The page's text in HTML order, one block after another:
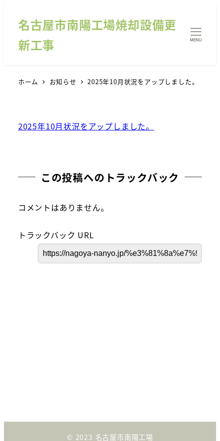
名古屋市南陽工場焼却設備更
新工事
MENU
ホーム お知らせ 2025年10月状況をアップしました。
2025年10月状況をアップしました。
この投稿へのトラックバック
コメントはありません。
トラックバック URL
© 2023 名古屋市南陽工場